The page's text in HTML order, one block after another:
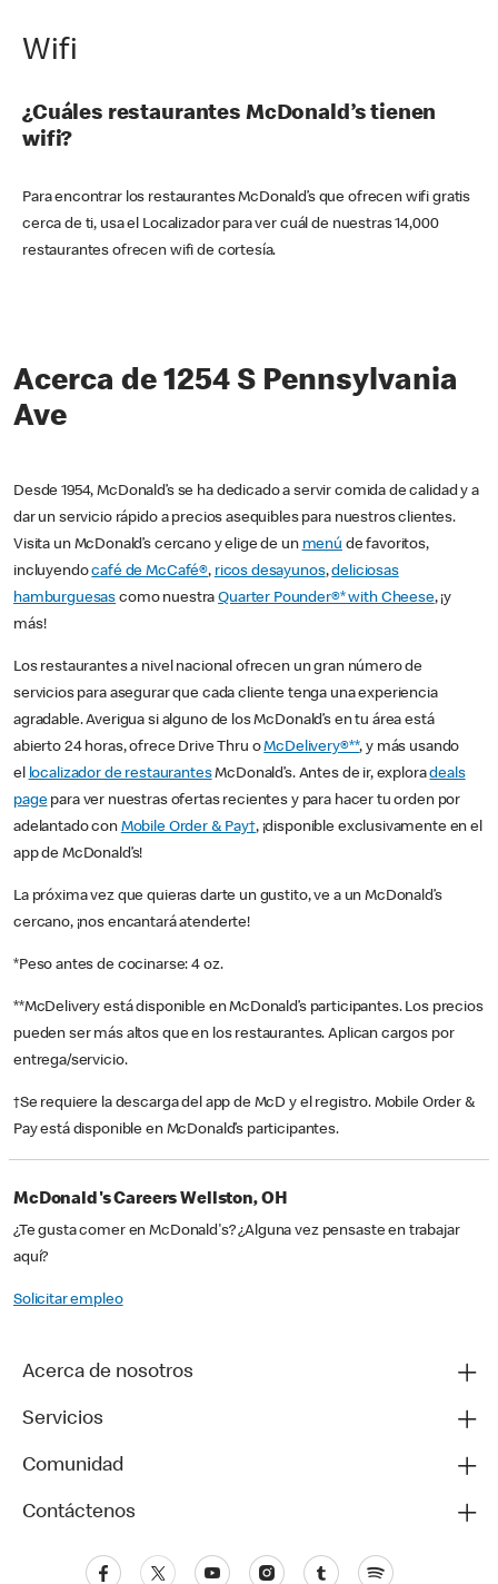
Wifi
¿Cuáles restaurantes McDonald’s tienen
wifi?
Para encontrar los restaurantes McDonald’s que ofrecen wifi gratis
cerca de ti, usa el Localizador para ver cuál de nuestras 14,000
restaurantes ofrecen wifi de cortesía.
Acerca de 1254 S Pennsylvania
Ave
Desde 1954, McDonald’s se ha dedicado a servir comida de calidad y a
dar un servicio rápido a precios asequibles para nuestros clientes.
Visita un McDonald’s cercano y elige de un menú de favoritos,
incluyendocafé de McCafé®, ricos desayunos,deliciosas
hamburguesas como nuestraQuarter Pounder®* with Cheese, ¡y
más!
Los restaurantes a nivel nacional ofrecen un gran número de
servicios para asegurar que cada cliente tenga una experiencia
agradable. Averigua si alguno de los McDonald’s en tu área está
abierto 24 horas, ofrece Drive Thru oMcDelivery®**, y más usando
el localizador de restaurantesMcDonald’s. Antes de ir, exploradeals
pagepara ver nuestras ofertas recientes y para hacer tu orden por
adelantado con Mobile Order & Pay†, ¡disponible exclusivamente en el
app de McDonald’s!
La próxima vez que quieras darte un gustito, ve a un McDonald’s
cercano, ¡nos encantará atenderte!
*Peso antes de cocinarse: 4 oz.
**McDelivery está disponible en McDonald’s participantes. Los precios
pueden ser más altos que en los restaurantes. Aplican cargos por
entrega/servicio.
†Se requiere la descarga del app de McD y el registro. Mobile Order &
Pay está disponible en McDonald’s participantes.
McDonald's Careers Wellston, OH
¿Te gusta comer en McDonald's? ¿Alguna vez pensaste en trabajar
aquí?
Solicitar empleo
Acerca de nosotros
Servicios
Comunidad
Contáctenos